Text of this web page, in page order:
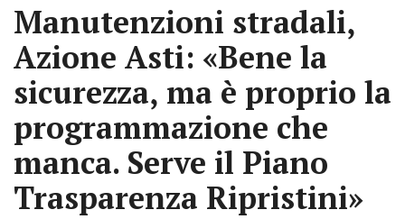
Manutenzioni stradali,
Azione Asti: «Bene la
sicurezza, ma è proprio la
programmazione che
manca. Serve il Piano
Trasparenza Ripristini»